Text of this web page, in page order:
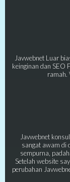
Javwebnet Luar
keinginan dan SEO
ramah.
Javwebnet
sangat awam di
sempurna,
Setelah website
perubahan